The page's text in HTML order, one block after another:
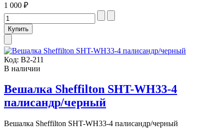
1 000 ₽
Код: В2-211
В наличии
Вешалка Sheffilton SHT-WH33-4
палисандр/черный
Вешалка Sheffilton SHT-WH33-4 палисандр/черный